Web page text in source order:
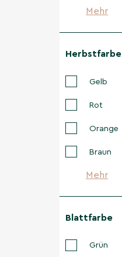
Mehr
Herbstfarbe
Gelb
Rot
Orange
Braun
Mehr
Blattfarbe
Grün